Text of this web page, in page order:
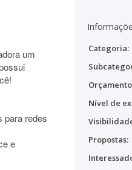
um
para redes
e
Categoria:
Nível de
Propostas: